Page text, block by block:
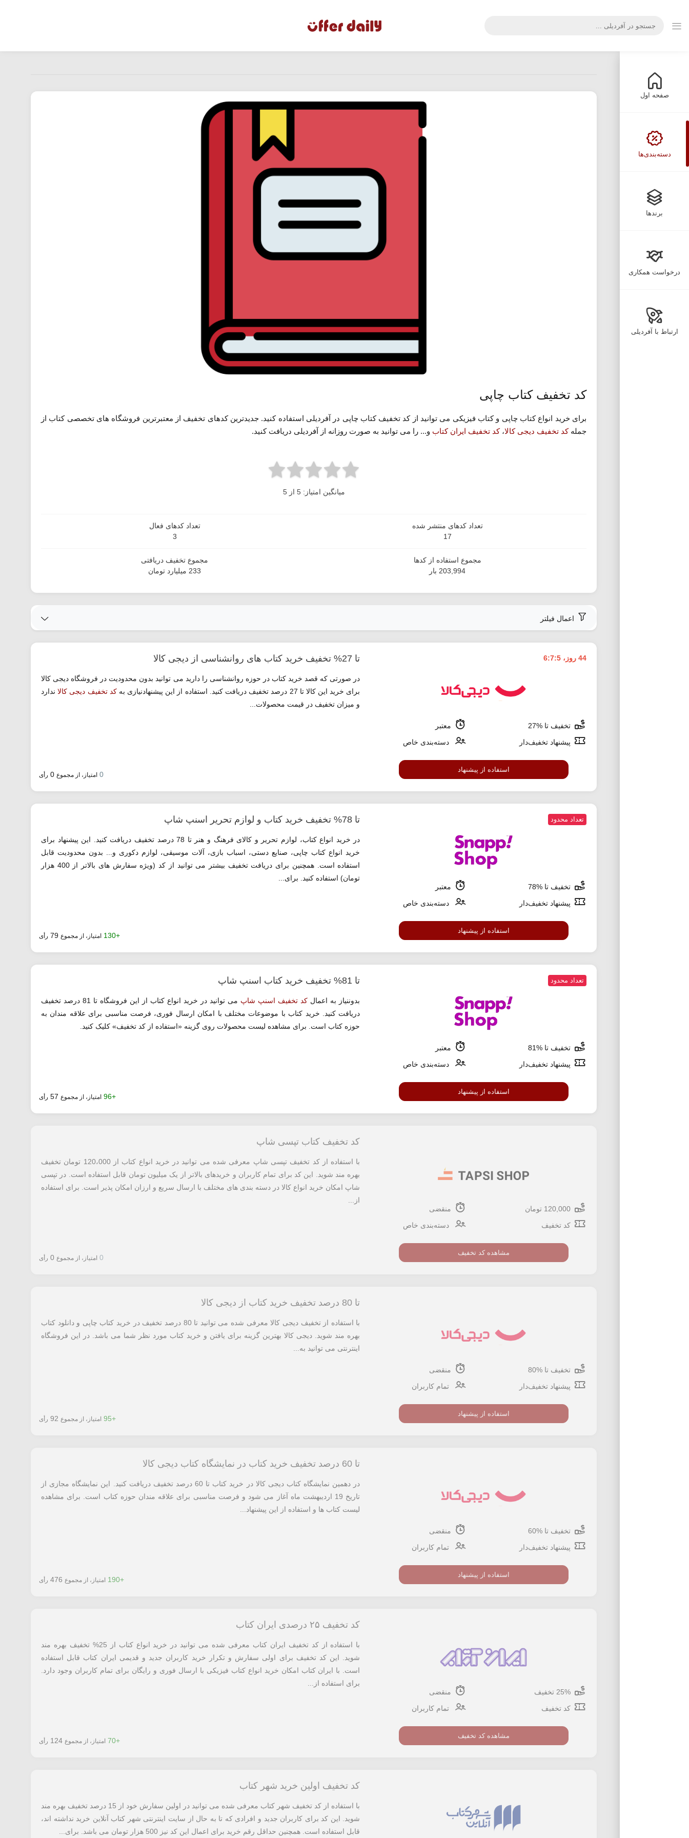
صفحه اول
دسته‌بندی‌ها
برندها
درخواست همکاری
ارتباط با آفردیلی
کد تخفیف کتاب چاپی
برای خرید انواع کتاب چاپی و کتاب فیزیکی می توانید از کد تخفیف کتاب چاپی در آفردیلی استفاده کنید. جدیدترین کدهای تخفیف از معتبرترین فروشگاه های تخصصی کتاب از
جملهکد تخفیف دیجی کالا،کد تخفیف ایران کتاب و... را می توانید به صورت روزانه از آفردیلی دریافت کنید.
میانگین امتیاز: 5 از 5
تعداد کدهای منتشر شده
17
تعداد کدهای فعال
3
مجموع استفاده از کدها
203,994 بار
مجموع تخفیف دریافتی
233 میلیارد تومان
اعمال فیلتر
تخفیف تا %27
معتبر
پیشنهاد تخفیف‌دار
دسته‌بندی خاص
استفاده از پیشنهاد
44 روز، 6:7:4 تا 27% تخفیف خرید کتاب های روانشناسی از دیجی کالا
در صورتی که قصد خرید کتاب در حوزه روانشناسی را دارید می توانید بدون محدودیت در فروشگاه دیجی کالا
برای خرید این کالا تا 27 درصد تخفیف دریافت کنید. استفاده از این پیشنهادنیازی به
کد تخفیف دیجی کالاندارد
و میزان تخفیف در قیمت محصولات...
0 امتیاز، از مجموع 0 رأی
تخفیف تا %78
معتبر
پیشنهاد تخفیف‌دار
دسته‌بندی خاص
استفاده از پیشنهاد
تعداد محدود تا 78% تخفیف خرید کتاب و لوازم تحریر اسنپ شاپ
در خرید انواع کتاب، لوازم تحریر و کالای فرهنگ و هنر تا 78 درصد تخفیف دریافت کنید. این پیشنهاد برای
خرید انواع کتاب چاپی، صنایع دستی، اسباب بازی، آلات موسیقی، لوازم دکوری و... بدون محدودیت قابل
استفاده است. همچنین برای دریافت تخفیف بیشتر می توانید از کد (ویژه سفارش های بالاتر از 400 هزار
تومان) استفاده کنید. برای...
+130 امتیاز، از مجموع 79 رأی
تخفیف تا %81
معتبر
پیشنهاد تخفیف‌دار
دسته‌بندی خاص
استفاده از پیشنهاد
تعداد محدود تا 81% تخفیف خرید کتاب اسنپ شاپ
بدوننیاز به اعمال کد تخفیف اسنپ شاپ
می توانید در خرید انواع کتاب از این فروشگاه تا 81 درصد تخفیف
دریافت کنید. خرید کتاب با موضوعات مختلف با امکان ارسال فوری، فرصت مناسبی برای علاقه مندان به
حوزه کتاب است. برای مشاهده لیست محصولات روی گزینه «استفاده از کد تخفیف» کلیک کنید.
+96 امتیاز، از مجموع 57 رأی
منقضی
کد تخفیف
دسته‌بندی خاص
مشاهده کد تخفیف
کد تخفیف کتاب تپسی شاپ
با استفاده از کد تخفیف تپسی شاپ معرفی شده می توانید در خرید انواع کتاب از 120،000 تومان تخفیف
بهره مند شوید. این کد برای تمام کاربران و خریدهای بالاتر از یک میلیون تومان قابل استفاده است. در تپسی
شاپ امکان خرید انواع کالا در دسته بندی های مختلف با ارسال سریع و ارزان امکان پذیر است. برای استفاده
از...
0 امتیاز، از مجموع 0 رأی
تخفیف تا %80
منقضی
پیشنهاد تخفیف‌دار
تمام کاربران
استفاده از پیشنهاد
تا 80 درصد تخفیف خرید کتاب از دیجی کالا
با استفاده از تخفیف دیجی کالا معرفی شده می توانید تا 80 درصد تخفیف در خرید کتاب چاپی و دانلود کتاب
بهره مند شوید. دیجی کالا بهترین گزینه برای یافتن و خرید کتاب مورد نظر شما می باشد. در این فروشگاه
اینترنتی می توانید به...
+95 امتیاز، از مجموع 92 رأی
تخفیف تا %60
منقضی
پیشنهاد تخفیف‌دار
تمام کاربران
استفاده از پیشنهاد
تا 60 درصد تخفیف خرید کتاب در نمایشگاه کتاب دیجی کالا
در دهمین نمایشگاه کتاب دیجی کالا در خرید کتاب تا 60 درصد تخفیف دریافت کنید. این نمایشگاه مجازی از
تاریخ 19 اردیبهشت ماه آغاز می شود و فرصت مناسبی برای علاقه مندان حوزه کتاب است. برای مشاهده
لیست کتاب ها و استفاده از این پیشنهاد...
+190 امتیاز، از مجموع 476 رأی
منقضی
کد تخفیف
تمام کاربران
مشاهده کد تخفیف
کد تخفیف ۲۵ درصدی ایران کتاب
با استفاده از کد تخفیف ایران کتاب معرفی شده می توانید در خرید انواع کتاب از 25% تخفیف بهره مند
شوید. این کد تخفیف برای اولی سفارش و تکرار خرید کاربران جدید و قدیمی ایران کتاب قابل استفاده
است. با ایران کتاب امکان خرید انواع کتاب فیزیکی با ارسال فوری و رایگان برای تمام کاربران وجود دارد.
برای استفاده از...
+70 امتیاز، از مجموع 124 رأی
کد تخفیف اولین خرید شهر کتاب
با استفاده از کد تخفیف شهر کتاب معرفی شده می توانید در اولین سفارش خود از 15 درصد تخفیف بهره مند
شوید. این کد برای کاربران جدید و افرادی که تا به حال از سایت اینترنتی شهر کتاب آنلاین خرید نداشته اند،
قابل استفاده است. همچنین حداقل رقم خرید برای اعمال این کد نیز 500 هزار تومان می باشد. برای...